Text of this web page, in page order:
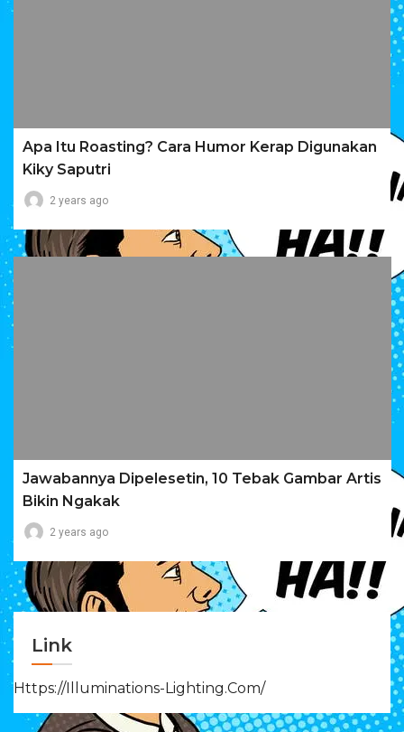
Apa Itu Roasting? Cara Humor Kerap Digunakan
Kiky Saputri
2 years ago
Jawabannya Dipelesetin, 10 Tebak Gambar Artis
Bikin Ngakak
2 years ago
Link
Https://illuminations-Lighting.com/